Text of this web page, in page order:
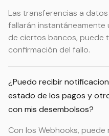
Las transferencias a
fallarán instantáneamente
de ciertos bancos, puede
confirmación del fallo.
¿Puedo recibir
estado de los pagos y
con mis desembolsos?
Con los Webhooks,